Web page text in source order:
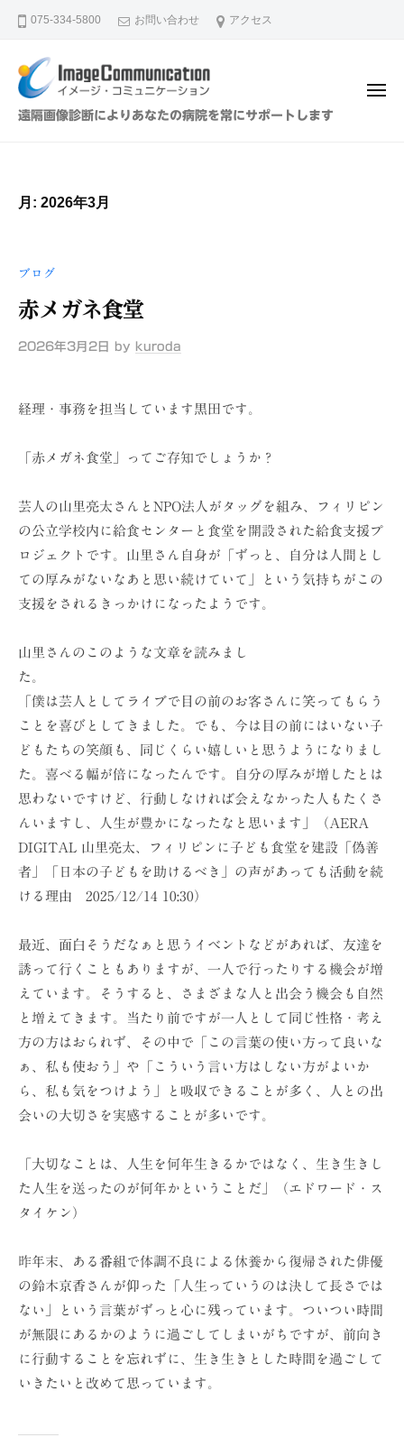
075-334-5800 お問い合わせ アクセス
イ
・
ミ
ニ
ケ
ョ
（
）
遠隔画像診断によりあなたの病院を常にサポートします
メ
月: 2026年3月
ブログ
赤メガネ食堂
2026年3月2日 by kuroda
経理・事務を担当しています黒田です。
「赤メガネ食堂」ってご存知でしょうか？
芸人の山里亮太さんとNPO法人がタッグを組み、フィリピン
の公立学校内に給食センターと食堂を開設された給食支援プ
ロジェクトです。山里さん自身が「ずっと、自分は人間とし
ての厚みがないなあと思い続けていて」という気持ちがこの
支援をされるきっかけになったようです。
山里さんのこのような文章を読みまし
た。
「僕は芸人としてライブで目の前のお客さんに笑ってもらう
ことを喜びとしてきました。でも、今は目の前にはいない子
どもたちの笑顔も、同じくらい嬉しいと思うようになりまし
た。喜べる幅が倍になったんです。自分の厚みが増したとは
思わないですけど、行動しなければ会えなかった人もたくさ
んいますし、人生が豊かになったなと思います」（AERA
DIGITAL 山里亮太、フィリピンに子ども食堂を建設「偽善
者」「日本の子どもを助けるべき」の声があっても活動を続
ける理由 2025/12/14 10:30）
最近、面白そうだなぁと思うイベントなどがあれば、友達を
誘って行くこともありますが、一人で行ったりする機会が増
えています。そうすると、さまざまな人と出会う機会も自然
と増えてきます。当たり前ですが一人として同じ性格・考え
方の方はおられず、その中で「この言葉の使い方って良いな
ぁ、私も使おう」や「こういう言い方はしない方がよいか
ら、私も気をつけよう」と吸収できることが多く、人との出
会いの大切さを実感することが多いです。
「大切なことは、人生を何年生きるかではなく、生き生きし
た人生を送ったのが何年かということだ」（エドワード・ス
タイケン）
昨年末、ある番組で体調不良による休養から復帰された俳優
の鈴木京香さんが仰った「人生っていうのは決して長さでは
ない」という言葉がずっと心に残っています。ついつい時間
が無限にあるかのように過ごしてしまいがちですが、前向き
に行動することを忘れずに、生き生きとした時間を過ごして
いきたいと改めて思っています。
メ
ジ
・
コ
ケ
ン
（
）